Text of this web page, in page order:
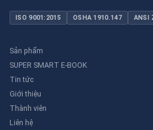
ISO 9001:2015 OSHA 1910.147 ANSI
Sản phẩm
SUPER SMART E-BOOK
Tin tức
Giới thiệu
Thành viên
Liên hệ